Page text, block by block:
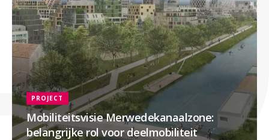
Mobiliteitsvisie Merwedekanaalzone:
belangrijke rol voor deelmobiliteit
PROJECT